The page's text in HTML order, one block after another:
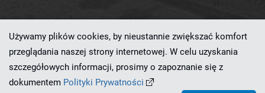
Ten serwis działa dzięki oprogramowaniu
Używamy plików cookies, by nieustannie zwiększać komfort
przeglądania naszej strony internetowej. W celu uzyskania
szczegółowych informacji, prosimy o zapoznanie się z
dokumentem Polityki Prywatności